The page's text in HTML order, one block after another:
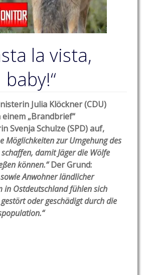
la vista,
baby!“
Julia Klöckner (CDU)
„Brandbrief“
Svenja Schulze (SPD) auf,
Möglichkeiten zur Umgehung des
damit Jäger die Wölfe
können.“Der Grund:
Anwohner ländlicher
in Ostdeutschland fühlen sich
oder geschädigt durch die